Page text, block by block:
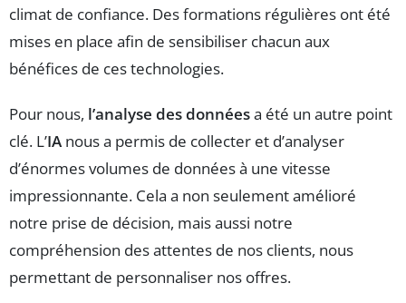
climat de confiance. Des formations régulières ont été
mises en place afin de sensibiliser chacun aux
bénéfices de ces technologies.
Pour nous, l’analyse des donnéesa été un autre point
clé. L’IA nous a permis de collecter et d’analyser
d’énormes volumes de données à une vitesse
impressionnante. Cela a non seulement amélioré
notre prise de décision, mais aussi notre
compréhension des attentes de nos clients, nous
permettant de personnaliser nos offres.